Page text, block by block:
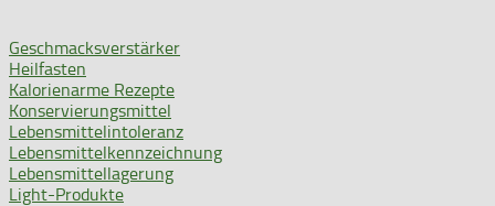
Geschmacksverstärker
Heilfasten
Kalorienarme Rezepte
Konservierungsmittel
Lebensmittelintoleranz
Lebensmittelkennzeichnung
Lebensmittellagerung
Light-Produkte